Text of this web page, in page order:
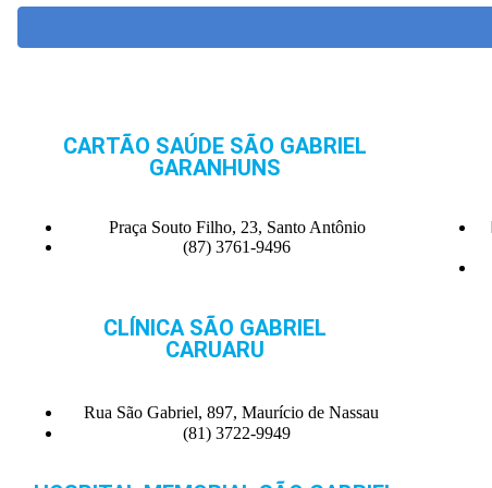
CARTÃO SAÚDE SÃO GABRIEL
GARANHUNS
Praça Souto Filho, 23, Santo Antônio
(87) 3761-9496
CLÍNICA SÃO GABRIEL
CARUARU
Rua São Gabriel, 897, Maurício de Nassau
(81) 3722-9949